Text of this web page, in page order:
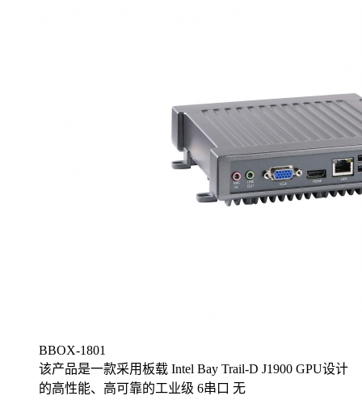
BBOX-1801
该产品是一款采用板载 Intel Bay Trail-D J1900 GPU设计
的高性能、高可靠的工业级 6串口 无